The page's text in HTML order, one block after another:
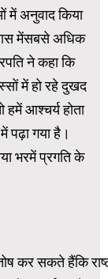
में अनुवाद किया
मेंसबसे अधिक
ने कहा कि
में हो रहे दुखद
हमें आश्चर्य होता
पढ़ा गया है।
भरमें प्रगति के
कर सकते हैंकि